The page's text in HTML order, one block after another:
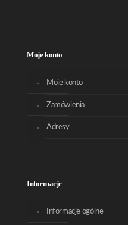
Moje konto
Moje konto
Zamówienia
Adresy
Informacje
Informacje ogólne